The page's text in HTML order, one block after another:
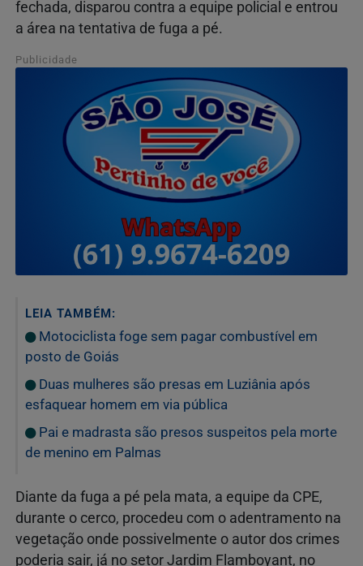
fechada, disparou contra a equipe policial e entrou
a área na tentativa de fuga a pé.
Publicidade
LEIA TAMBÉM:
Motociclista foge sem pagar combustível em
posto de Goiás
Duas mulheres são presas em Luziânia após
esfaquear homem em via pública
Pai e madrasta são presos suspeitos pela morte
de menino em Palmas
Diante da fuga a pé pela mata, a equipe da CPE,
durante o cerco, procedeu com o adentramento na
vegetação onde possivelmente o autor dos crimes
poderia sair, já no setor Jardim Flamboyant, no